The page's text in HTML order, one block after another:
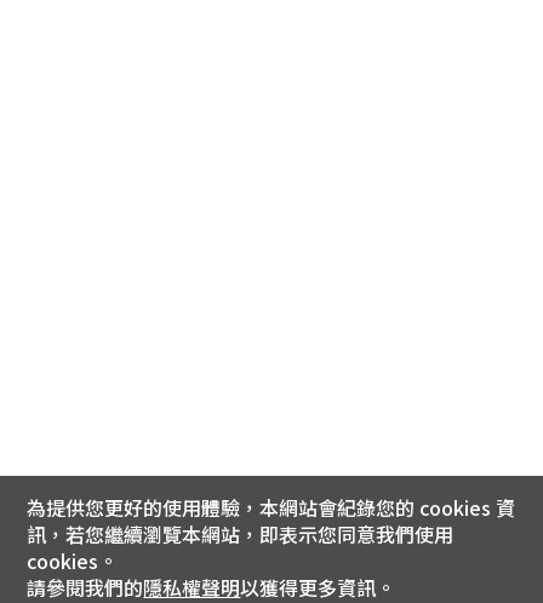
為提供您更好的使用體驗，本網站會紀錄您的 cookies 資
訊，若您繼續瀏覽本網站，即表示您同意我們使用
cookies。
請參閱我們的隱私權聲明以獲得更多資訊。